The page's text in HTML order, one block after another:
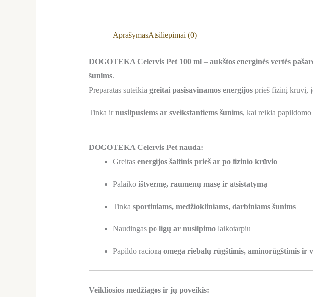
AprašymasAtsiliepimai (0)
DOGOTEKA Celervis Pet 100 ml– aukštos energinės vertės
šunims.
Preparatas suteikia greitai pasisavinamos energijosprieš fizinį krūvį,
Tinka ir nusilpusiems ar sveikstantiems šunims, kai reikia
DOGOTEKA Celervis Pet nauda:
Greitas energijos šaltinis prieš ar po fizinio krūvio
Palaiko ištvermę, raumenų masę ir atsistatymą
Tinka sportiniams, medžiokliniams, darbiniams šunims
Naudingas po ligų ar nusilpimolaikotarpiu
Papildo racioną omega riebalų rūgštimis, aminorūgštimis ir
Veikliosios medžiagos ir jų poveikis: